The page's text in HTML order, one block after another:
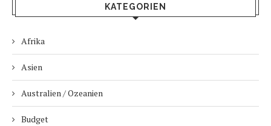
KATEGORIEN
Afrika
Asien
Australien / Ozeanien
Budget